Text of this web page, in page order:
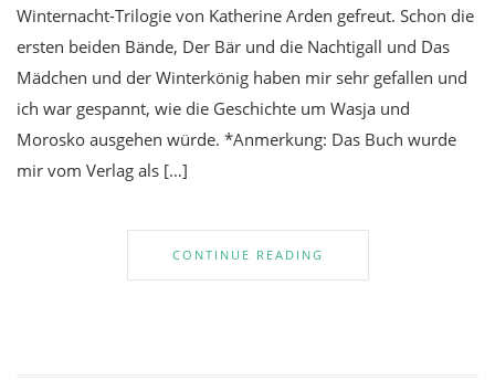
Winternacht-Trilogie von Katherine Arden gefreut. Schon die
ersten beiden Bände, Der Bär und die Nachtigall und Das
Mädchen und der Winterkönig haben mir sehr gefallen und
ich war gespannt, wie die Geschichte um Wasja und
Morosko ausgehen würde. *Anmerkung: Das Buch wurde
mir vom Verlag als […]
CONTINUE READING